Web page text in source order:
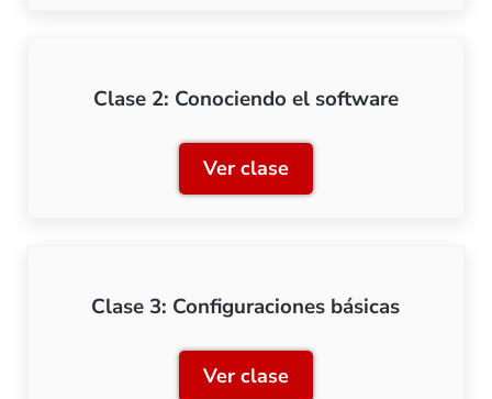
Clase 2: Conociendo el software
Ver claseClase 2: Conociendo el
Clase 3: Configuraciones básicas
Ver claseClase 3: Configuraciones